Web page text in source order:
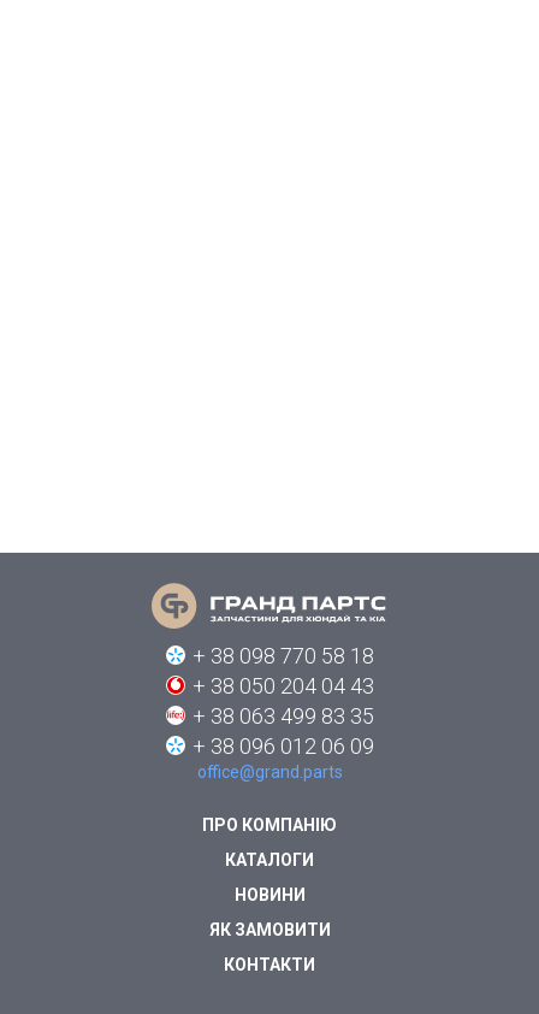
ПРО КОМПАНІЮ
КАТАЛОГИ
НОВИНИ
ЯК ЗАМОВИТИ
КОНТАКТИ
+ 38 098 770 58 18
+ 38 050 204 04 43
+ 38 063 499 83 35
+ 38 096 012 06 09
office@grand.parts